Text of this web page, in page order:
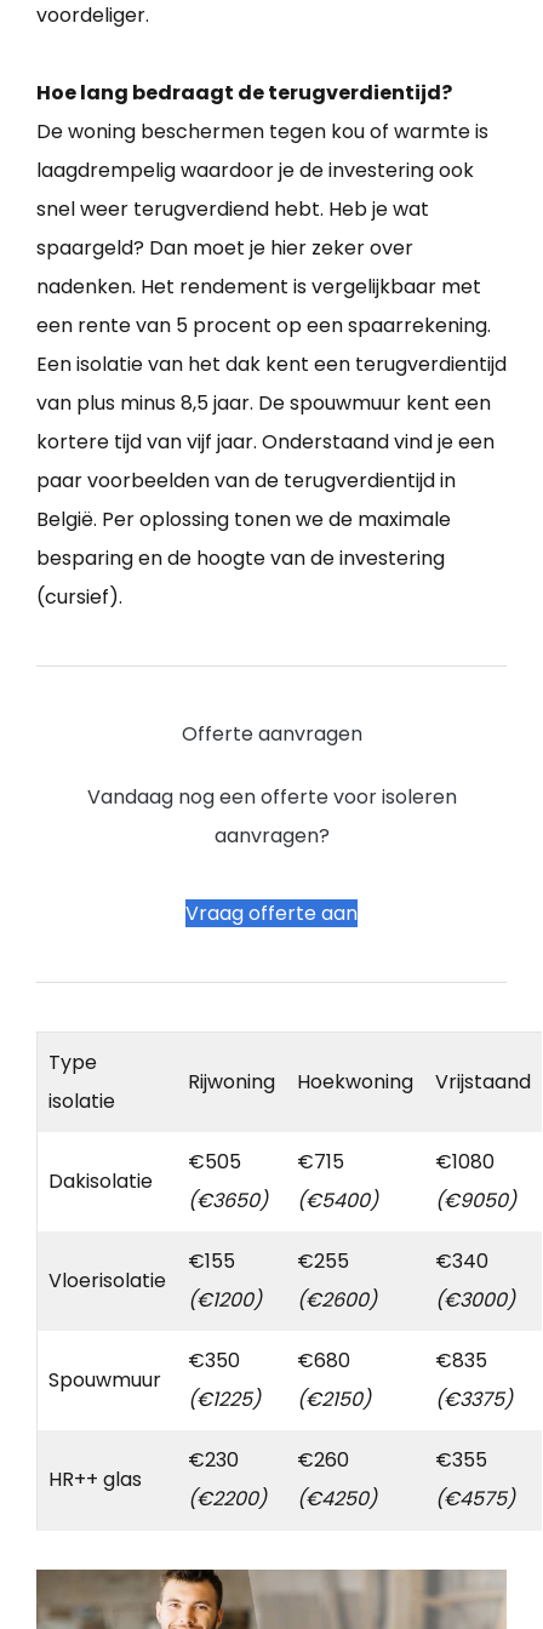
voordeliger.
Hoe lang bedraagt de terugverdientijd?
De woning beschermen tegen kou of warmte is
laagdrempelig waardoor je de investering ook
snel weer terugverdiend hebt. Heb je wat
spaargeld? Dan moet je hier zeker over
nadenken. Het rendement is vergelijkbaar met
een rente van 5 procent op een spaarrekening.
Een isolatie van het dak kent een terugverdientijd
van plus minus 8,5 jaar. De spouwmuur kent een
kortere tijd van vijf jaar. Onderstaand vind je een
paar voorbeelden van de terugverdientijd in
België. Per oplossing tonen we de maximale
besparing en de hoogte van de investering
(cursief).
Offerte aanvragen
Vandaag nog een offerte voor isoleren
aanvragen?
Vraag offerte aan
Type
isolatie
Rijwoning Hoekwoning Vrijstaand
Dakisolatie
€505
(€3650)
€715
(€5400)
€1080
(€9050)
Vloerisolatie
€155
(€1200)
€255
(€2600)
€340
(€3000)
Spouwmuur
€350
(€1225)
€680
(€2150)
€835
(€3375)
HR++ glas
€230
(€2200)
€260
(€4250)
€355
(€4575)